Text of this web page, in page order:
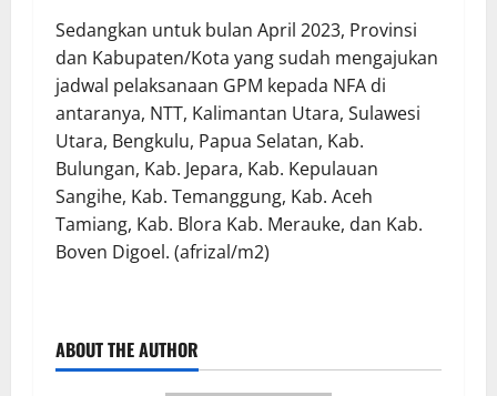
Sedangkan untuk bulan April 2023, Provinsi
dan Kabupaten/Kota yang sudah mengajukan
jadwal pelaksanaan GPM kepada NFA di
antaranya, NTT, Kalimantan Utara, Sulawesi
Utara, Bengkulu, Papua Selatan, Kab.
Bulungan, Kab. Jepara, Kab. Kepulauan
Sangihe, Kab. Temanggung, Kab. Aceh
Tamiang, Kab. Blora Kab. Merauke, dan Kab.
Boven Digoel. (afrizal/m2)
ABOUT THE AUTHOR